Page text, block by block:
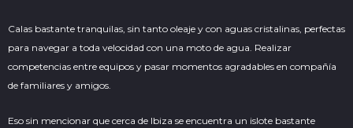
Calas bastante tranquilas, sin tanto oleaje y con aguas cristalinas, perfectas
para navegar a toda velocidad con una moto de agua. Realizar
competencias entre equipos y pasar momentos agradables en compañía
de familiares y amigos.
Eso sin mencionar que cerca de Ibiza se encuentra un islote bastante